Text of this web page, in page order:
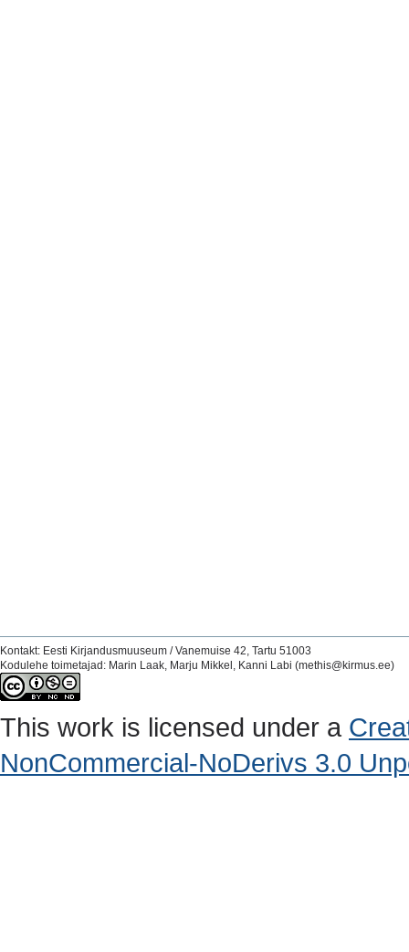
Kontakt: Eesti Kirjandusmuuseum / Vanemuise 42, Tartu 51003
Kodulehe toimetajad: Marin Laak, Marju Mikkel, Kanni Labi (methis@kirmus.ee)
This work is licensed under a
NonCommercial-NoDerivs 3.0